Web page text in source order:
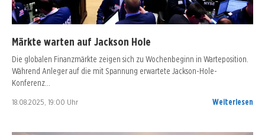
Märkte warten auf Jackson Hole
Die globalen Finanzmärkte zeigen sich zu Wochenbeginn in Warteposition.
Während Anleger auf die mit Spannung erwartete Jackson-Hole-
Konferenz…
18.08.2025, 19:00 Uhr Weiterlesen